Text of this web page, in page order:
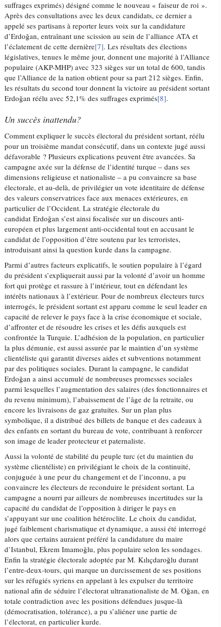
suffrages exprimés) désigné comme le nouveau « faiseur de roi ».
Après des consultations avec les deux candidats, ce dernier a
appelé ses partisans à reporter leurs voix sur la candidature
d’Erdoğan, entraînant une scission au sein de l’alliance ATA et
l’éclatement de cette dernière[7]. Les résultats des élections
législatives, tenues le même jour, donnent une majorité à l’Alliance
populaire (AKP-MHP) avec 323 sièges sur un total de 600, tandis
que l’Alliance de la nation obtient pour sa part 212 sièges. Enfin,
les résultats du second tour donnent la victoire au président sortant
Erdoğan réélu avec 52,1% des suffrages exprimés[8].
Un succès inattendu?
Comment expliquer le succès électoral du président sortant, réélu
pour un troisième mandat consécutif, dans un contexte jugé aussi
défavorable ? Plusieurs explications peuvent être avancées. Sa
campagne axée sur la défense de l’identité turque – dans ses
dimensions religieuse et nationaliste – a pu convaincre sa base
électorale, et au-delà, de privilégier un vote identitaire de défense
des valeurs conservatrices face aux menaces extérieures, en
particulier de l’Occident. La stratégie électorale du
candidat Erdoğan s’est ainsi focalisée sur un discours anti-
européen et plus largement anti-occidental tout en accusant le
candidat de l’opposition d’être soutenu par les terroristes,
introduisant ainsi la question kurde dans la campagne.
Parmi d’autres facteurs explicatifs, le soutien populaire à l’égard
du président s’expliquerait aussi par la volonté d’avoir un homme
fort qui protège et rassure à l’intérieur, tout en défendant les
intérêts nationaux à l’extérieur. Pour de nombreux électeurs turcs
interrogés, le président sortant est apparu comme le seul leader en
capacité de relever le pays face à la crise économique et sociale,
d’affronter et de résoudre les crises et les défis auxquels est
confrontée la Turquie. L’adhésion de la population, en particulier
la plus démunie, est aussi assurée par le maintien d’un système
clientéliste qui garantit diverses aides et subventions notamment
par des politiques sociales. Durant la campagne, le candidat
Erdoğan a ainsi accumulé de nombreuses promesses sociales
parmi lesquelles l’augmentation des salaires (des fonctionnaires et
du revenu minimum), l’abaissement de l’âge de la retraite, ou
encore les livraisons de gaz gratuites. Sur un plan plus
symbolique, il a distribué des billets de banque et des cadeaux à
des enfants en sortant du bureau de vote, contribuant à renforcer
son image de leader protecteur et paternaliste.
Aussi la volonté de stabilité du peuple turc (et du maintien du
système clientéliste) en privilégiant le choix de la continuité,
conjuguée à une peur du changement et de l’inconnu, a pu
convaincre les électeurs de reconduire le président sortant. La
campagne a nourri par ailleurs de nombreuses incertitudes sur la
capacité du candidat de l’opposition à diriger le pays en
s’appuyant sur une coalition hétéroclite. Le choix du candidat,
jugé faiblement charismatique et dynamique, a aussi été interrogé
alors que certains auraient préféré la candidature du maire
d’Istanbul, Ekrem Imamoğlu, plus populaire selon les sondages.
Enfin la stratégie électorale adoptée par M. Kılıçdaroğlu durant
l’entre-deux-tours, qui marque un durcissement de ses positions
sur les réfugiés syriens en appelant à les expulser du territoire
national afin de séduire l’électorat ultranationaliste de M. Oğan, en
totale contradiction avec les positions défendues jusque-là
(démocratisation, tolérance), a pu s’aliéner une partie de
l’électorat, en particulier kurde.